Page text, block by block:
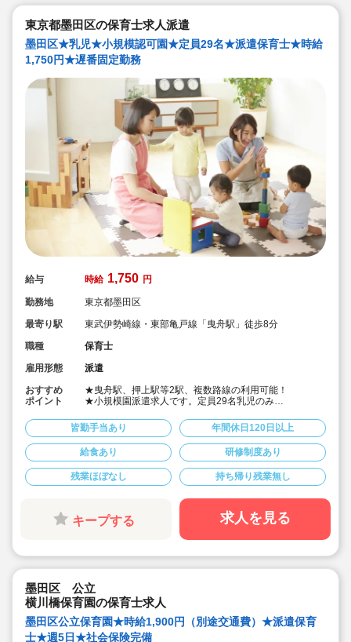
東京都墨田区の保育士求人派遣
墨田区★乳児★小規模認可園★定員29名★派遣保育士★時給
1,750円★遅番固定勤務
給与 時給 1,750 円
勤務地
東京都墨田区
最寄り駅
東武伊勢崎線・東部亀戸線「曳舟駅」徒歩8分
職種
保育士
雇用形態
派遣
おすすめ
ポイント
★曳舟駅、押上駅等2駅、複数路線の利用可能！
★小規模園派遣求人です。定員29名乳児のみ
★実働8時間、書き物無しの求人です！
★時給1,750円、皆勤手当制度もあります！
★社会保険完備 会員制福利厚生サービスもございま
す！
★保育士専任のコンサルタントがあなたの派遣就業を安
心サポートいたします
皆勤手当あり 年間休日120日以上
給食あり 研修制度あり
残業ほぼなし 持ち帰り残業無し
キープする 求人を見る
墨田区 公立
横川橋保育園の保育士求人
墨田区公立保育園★時給1,900円（別途交通費）★派遣保育
士★週5日★社会保険完備